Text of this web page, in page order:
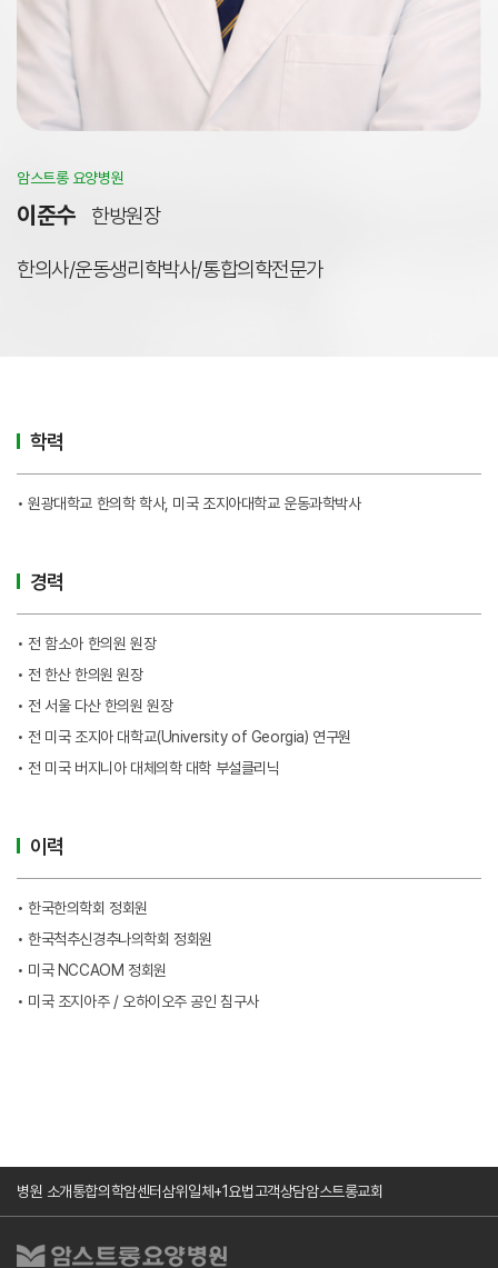
암스트롱 요양병원
이준수 한방원장
한의사/운동생리학박사/통합의학전문가
학력
• 원광대학교 한의학 학사, 미국 조지아대학교 운동과학박사
경력
• 전 함소아 한의원 원장
• 전 한산 한의원 원장
• 전 서울 다산 한의원 원장
• 전 미국 조지아 대학교(University of Georgia) 연구원
• 전 미국 버지니아 대체의학 대학 부설클리닉
이력
• 한국한의학회 정회원
• 한국척추신경추나의학회 정회원
• 미국 NCCAOM 정회원
• 미국 조지아주 / 오하이오주 공인 침구사
병원 소개통합의학암센터삼위일체+1요법고객상담암스트롱교회